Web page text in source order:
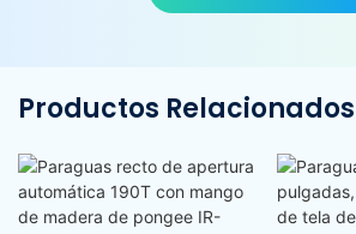
Productos Relacionados